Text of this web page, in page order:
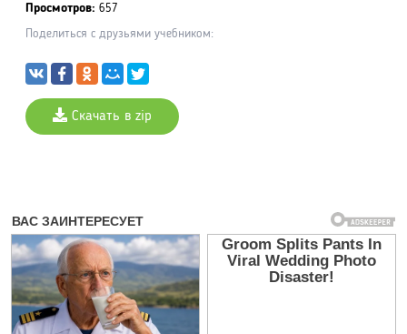
Просмотров: 657
Поделиться с друзьями учебником:
Скачать в zip